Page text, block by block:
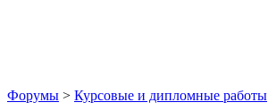
Форумы > Курсовые и дипломные работы